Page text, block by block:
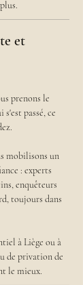
et
prenons le
passé, ce
mobilisons un
: experts
enquêteurs
toujours dans
à Liège ou à
de privation de
le mieux.